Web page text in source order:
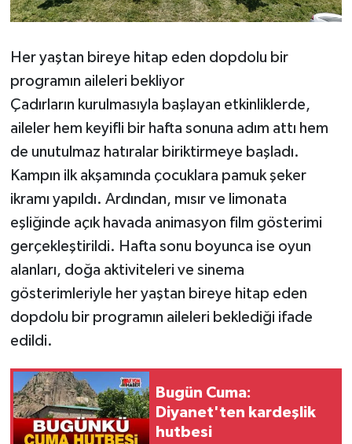
Her yaştan bireye hitap eden dopdolu bir
programın aileleri bekliyor
Çadırların kurulmasıyla başlayan etkinliklerde,
aileler hem keyifli bir hafta sonuna adım attı hem
de unutulmaz hatıralar biriktirmeye başladı.
Kampın ilk akşamında çocuklara pamuk şeker
ikramı yapıldı. Ardından, mısır ve limonata
eşliğinde açık havada animasyon film gösterimi
gerçekleştirildi. Hafta sonu boyunca ise oyun
alanları, doğa aktiviteleri ve sinema
gösterimleriyle her yaştan bireye hitap eden
dopdolu bir programın aileleri beklediği ifade
edildi.
Bugün Cuma:
Diyanet'ten kardeşlik
hutbesi